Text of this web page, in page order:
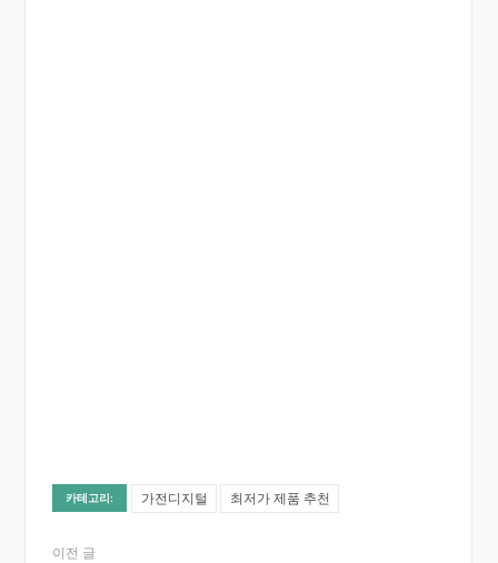
카테고리: 가전디지털 최저가 제품 추천
이전 글